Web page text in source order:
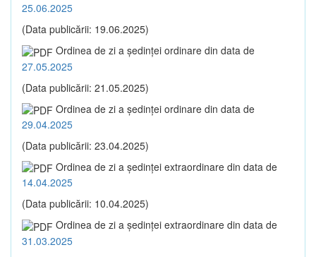
25.06.2025
(Data publicării: 19.06.2025)
Ordinea de zi a şedinţei ordinare din data de
27.05.2025
(Data publicării: 21.05.2025)
Ordinea de zi a şedinţei ordinare din data de
29.04.2025
(Data publicării: 23.04.2025)
Ordinea de zi a şedinţei extraordinare din data de
14.04.2025
(Data publicării: 10.04.2025)
Ordinea de zi a şedinţei extraordinare din data de
31.03.2025